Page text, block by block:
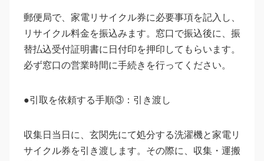
郵便局で、家電リサイクル券に必要事項を記入し、
リサイクル料金を振込みます。窓口で振込後に、振
替払込受付証明書に日付印を押印してもらいます。
必ず窓口の営業時間に手続きを行ってください。
●引取を依頼する手順③：引き渡し
収集日当日に、玄関先にて処分する洗濯機と家電リ
サイクル券を引き渡します。その際に、収集・運搬